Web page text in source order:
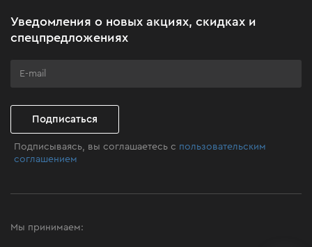
Клуб мастерства
Уведомления о новых акциях, скидках и
спецпредложениях
Подписаться
Подписываясь, вы соглашаетесь с пользовательским
соглашением
Мы принимаем: